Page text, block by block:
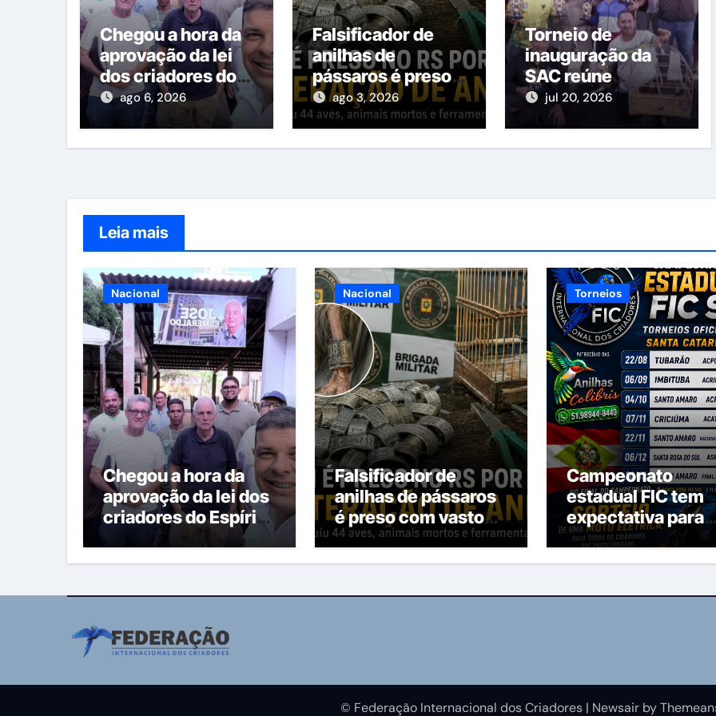
Chegou a hora da
aprovação da lei
dos criadores do
Espírito Santo
ago 6, 2026
Falsificador de
anilhas de
pássaros é preso
com vasto
material
ago 3, 2026
Torneio de
inauguração da
SAC reúne
dezenas de
criadores em
jul 20, 2026
Leia mais
Nacional
Chegou a hora da
aprovação da lei dos
criadores do Espírito
Nacional
Falsificador de
anilhas de pássaros
é preso com vasto
material
Torneios
Campeonato
estadual FIC tem
expectativa para
300 pássaros
© Federação Internacional dos Criadores | Newsairby